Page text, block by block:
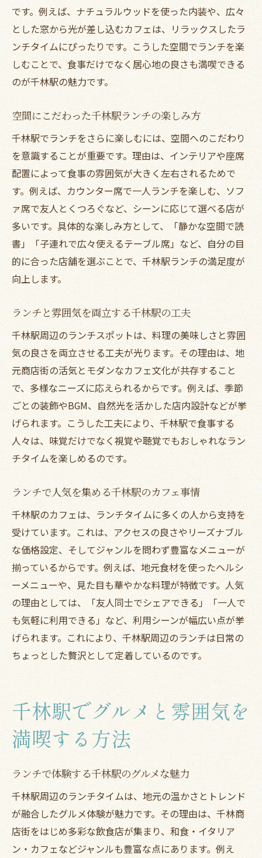
です。例えば、ナチュラルウッドを使った内装や、広々
とした窓から光が差し込むカフェは、リラックスしたラ
ンチタイムにぴったりです。こうした空間でランチを楽
しむことで、食事だけでなく居心地の良さも満喫できる
のが千林駅の魅力です。
空間にこだわった千林駅ランチの楽しみ方
千林駅でランチをさらに楽しむには、空間へのこだわり
を意識することが重要です。理由は、インテリアや座席
配置によって食事の雰囲気が大きく左右されるためで
す。例えば、カウンター席で一人ランチを楽しむ、ソフ
ァ席で友人とくつろぐなど、シーンに応じて選べる店が
多いです。具体的な楽しみ方として、「静かな空間で読
書」「子連れで広々使えるテーブル席」など、自分の目
的に合った店舗を選ぶことで、千林駅ランチの満足度が
向上します。
ランチと雰囲気を両立する千林駅の工夫
千林駅周辺のランチスポットは、料理の美味しさと雰囲
気の良さを両立させる工夫が光ります。その理由は、地
元商店街の活気とモダンなカフェ文化が共存すること
で、多様なニーズに応えられるからです。例えば、季節
ごとの装飾やBGM、自然光を活かした店内設計などが挙
げられます。こうした工夫により、千林駅で食事する
人々は、味覚だけでなく視覚や聴覚でもおしゃれなラン
チタイムを楽しめるのです。
ランチで人気を集める千林駅のカフェ事情
千林駅のカフェは、ランチタイムに多くの人から支持を
受けています。これは、アクセスの良さやリーズナブル
な価格設定、そしてジャンルを問わず豊富なメニューが
揃っているからです。例えば、地元食材を使ったヘルシ
ーメニューや、見た目も華やかな料理が特徴です。人気
の理由としては、「友人同士でシェアできる」「一人で
も気軽に利用できる」など、利用シーンが幅広い点が挙
げられます。これにより、千林駅周辺のランチは日常の
ちょっとした贅沢として定着しているのです。
千林駅でグルメと雰囲気を
満喫する方法
ランチで体験する千林駅のグルメな魅力
千林駅周辺のランチタイムは、地元の温かさとトレンド
が融合したグルメ体験が魅力です。その理由は、千林商
店街をはじめ多彩な飲食店が集まり、和食・イタリア
ン・カフェなどジャンルも豊富な点にあります。例え